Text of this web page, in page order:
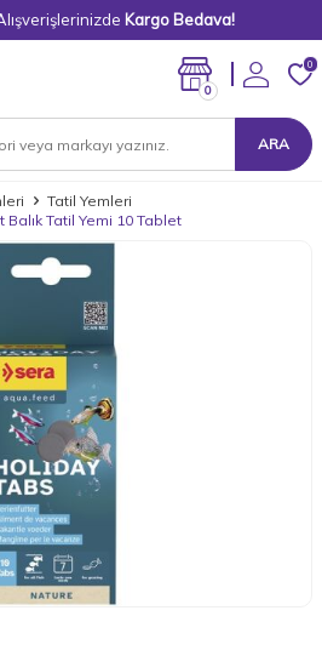
Kargo Bedava!
ARA
0
0
Tatil Yemleri
Tatil Yemi 10 Tablet